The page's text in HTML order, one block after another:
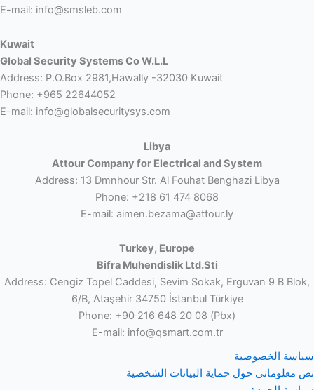
E-mail: info@smsleb.com
Kuwait
Global Security Systems Co W.L.L
Address: P.O.Box 2981,Hawally -32030 Kuwait
Phone: +965 22644052
E-mail: info@globalsecuritysys.com
Libya
Attour Company for Electrical and System
Address: 13 Dmnhour Str. Al Fouhat Benghazi Libya
Phone: +218 61 474 8068
E-mail: aimen.bezama@attour.ly
Turkey, Europe
Bifra Muhendislik Ltd.Sti
Address: Cengiz Topel Caddesi, Sevim Sokak, Erguvan 9 B Blok,
6/B, Ataşehir 34750 İstanbul Türkiye
Phone: +90 216 648 20 08 (Pbx)
E-mail: info@qsmart.com.tr
سياسة الخصوصية
نص معلوماتي حول حماية البيانات الشخصية